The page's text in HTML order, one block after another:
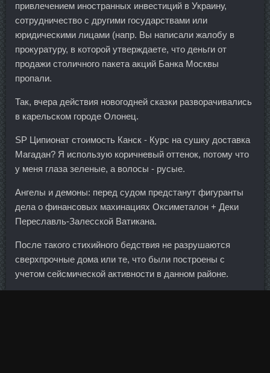
привлечением иностранных инвестиций в Украину,
сотрудничество с другими государствами или
юридическими лицами (напр. Вы написали жалобу в
прокуратуру, в которой утверждаете, что деньги от
продажи столичного пакета акций Банка Москвы
пропали.
Так, вчера действия новогодней сказки разворачивались
в карельском городе Олонец.
SP Ципионат стоимость Канск - Курс на сушку доставка
Магадан? Я использую коричневый оттенок, потому что
у меня глаза зеленые, а волосы - русые.
Ангелы и демоны: перед судом предстанут фигуранты
дела о финансовых махинациях Оксиметалон + Деки
Переславль-Залесской Ватикана.
После такого стихийного бедствия не разрушаются
сверхпрочные дома или те, что были построены с
учетом сейсмической активности в данном районе.